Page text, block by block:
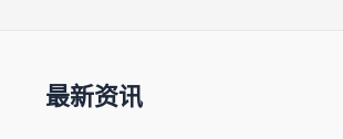
最新资讯